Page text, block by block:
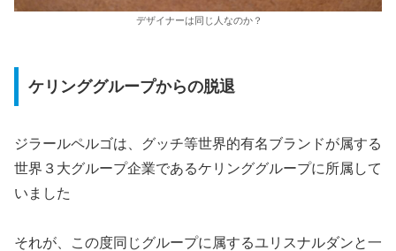
デザイナーは同じ人なのか？
ケリンググループからの脱退
ジラールペルゴは、グッチ等世界的有名ブランドが属する
世界３大グループ企業であるケリンググループに所属して
いました
それが、この度同じグループに属するユリスナルダンと一